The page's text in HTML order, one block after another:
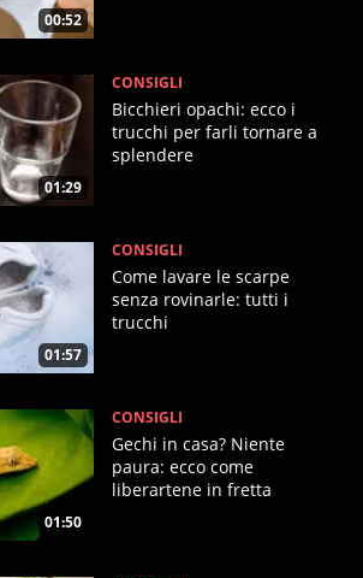
00:52
01:29
CONSIGLI
Bicchieri opachi: ecco i
trucchi per farli tornare a
splendere
01:57
CONSIGLI
Come lavare le scarpe
senza rovinarle: tutti i
trucchi
01:50
CONSIGLI
Gechi in casa? Niente
paura: ecco come
liberartene in fretta